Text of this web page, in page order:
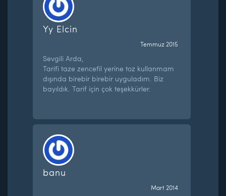
Yy Elcin
Temmuz 2015
Sevgili Arda,
Tarifi taze zencefil yerine toz kullanmam
dışında birebir birebir uyguladım. Biz
bayıldık. Tarif için çok teşekkürler.
banu
Mart 2014